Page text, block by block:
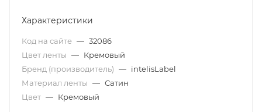
Характеристики
Код на сайте — 32086
Цвет ленты — Кремовый
Бренд (производитель) — intelisLabel
Материал ленты — Сатин
Цвет — Кремовый